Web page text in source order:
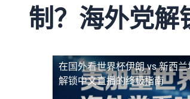
制？海外党解
在国外看世界杯伊朗 vs 新西兰
解锁中文直播的终极指南